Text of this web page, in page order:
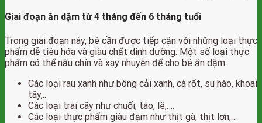
Giai đoạn ăn dặm từ 4 tháng đến 6 tháng tuổi
Trong giai đoạn này, bé cần được tiếp cận với những loại thực
phẩm dễ tiêu hóa và giàu chất dinh dưỡng. Một số loại thực
phẩm có thể nấu chín và xay nhuyễn để cho bé ăn dặm:
Các loại rau xanh như bông cải xanh, cà rốt, su hào, khoai
tây,..
Các loại trái cây như chuối, táo, lê,….
Các loại thực phẩm giàu đạm như thịt gà, thịt lợn,…